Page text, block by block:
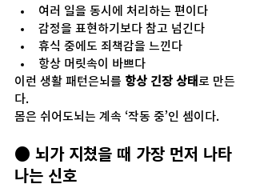
여러 일을 동시에 처리하는 편이다
감정을 표현하기보다 참고 넘긴다
휴식 중에도 죄책감을 느낀다
항상 머릿속이 바쁘다
이런 생활 패턴은뇌를 항상 긴장 상태 로 만든
다.
몸은 쉬어도뇌는 계속 ‘작동 중’인 셈이다.
● 뇌가 지쳤을 때 가장 먼저 나타
나는 신호